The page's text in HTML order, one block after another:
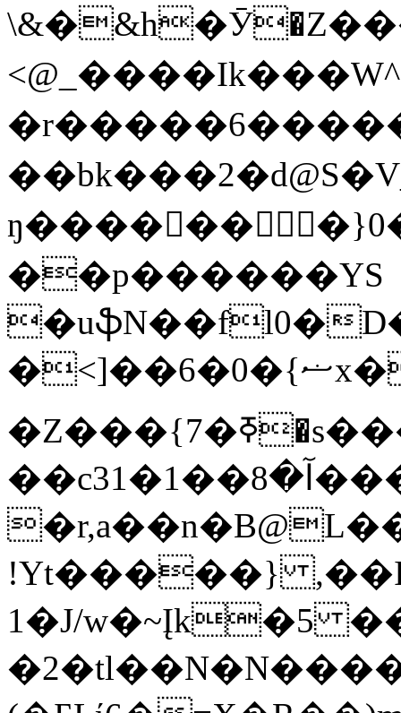
�r�����6�����
��p������YS
�uֆN��fl0�
�<]��ޟ}�0�6x�[�t2� qu��ā���1O
�Z���{7�ߧ�s�����Ŭ3~��5���x�$�6ᡰ�0����8�9��F��©H�5!
��c3آ�8��1�1����ŃY����F��TFH�Ӊh�R��1�9��;5����6�0E�'�=����N~_�1'5B�u�N����`����_
!Yt�����}
1�J/w�~Įk�5